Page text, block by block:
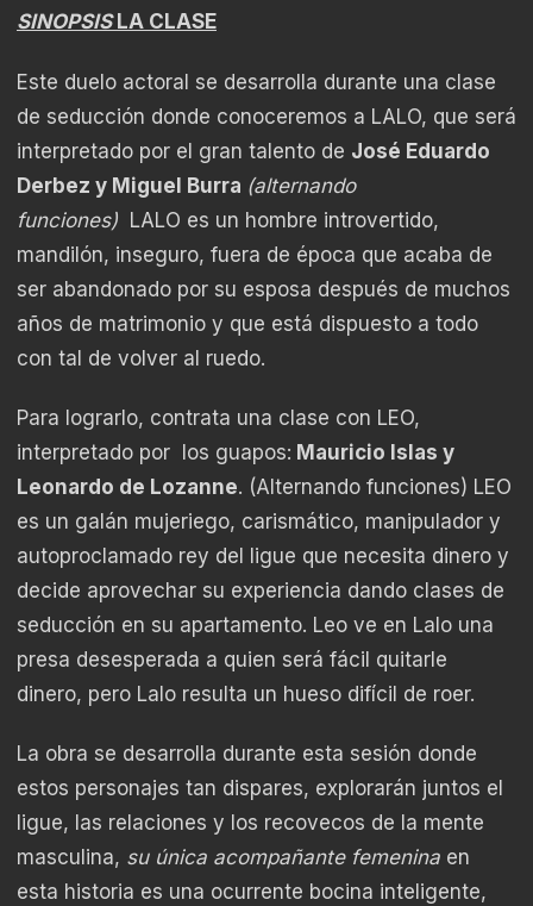
SINOPSISLA CLASE
Este duelo actoral se desarrolla durante una clase
de seducción donde conoceremos a LALO, que será
interpretado por el gran talento de José Eduardo
Derbez y Miguel Burra (alternando
funciones) LALO es un hombre introvertido,
mandilón, inseguro, fuera de época que acaba de
ser abandonado por su esposa después de muchos
años de matrimonio y que está dispuesto a todo
con tal de volver al ruedo.
Para lograrlo, contrata una clase con LEO,
interpretado por los guapos: Mauricio Islas y
Leonardo de Lozanne. (Alternando funciones) LEO
es un galán mujeriego, carismático, manipulador y
autoproclamado rey del ligue que necesita dinero y
decide aprovechar su experiencia dando clases de
seducción en su apartamento. Leo ve en Lalo una
presa desesperada a quien será fácil quitarle
dinero, pero Lalo resulta un hueso difícil de roer.
La obra se desarrolla durante esta sesión donde
estos personajes tan dispares, explorarán juntos el
ligue, las relaciones y los recovecos de la mente
masculina, su única acompañante femenina en
esta historia es una ocurrente bocina inteligente,